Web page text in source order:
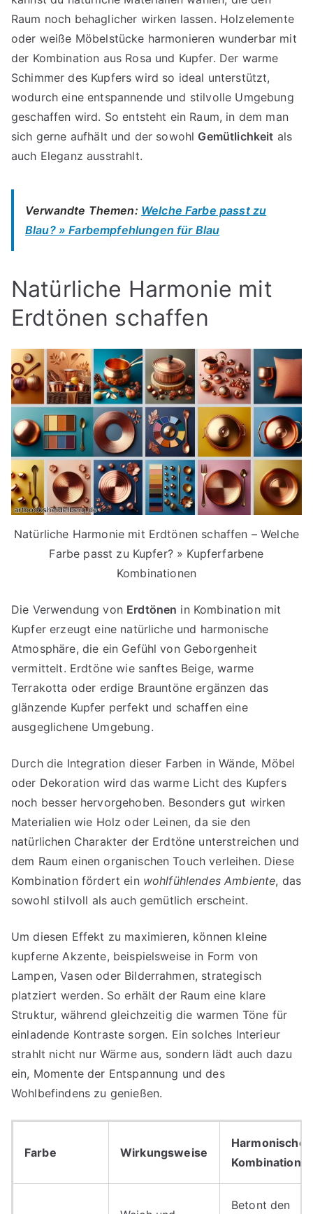
Raum noch behaglicher wirken lassen. Holzelemente
oder weiße Möbelstücke harmonieren wunderbar mit
der Kombination aus Rosa und Kupfer. Der warme
Schimmer des Kupfers wird so ideal unterstützt,
wodurch eine entspannende und stilvolle Umgebung
geschaffen wird. So entsteht ein Raum, in dem man
sich gerne aufhält und der sowohl Gemütlichkeit als
auch Eleganz ausstrahlt.
Verwandte Themen: Welche Farbe passt zu
Blau? » Farbempfehlungen für Blau
Natürliche Harmonie mit
Erdtönen schaffen
Natürliche Harmonie mit Erdtönen schaffen – Welche
Farbe passt zu Kupfer? » Kupferfarbene
Kombinationen
Die Verwendung von Erdtönen in Kombination mit
Kupfer erzeugt eine natürliche und harmonische
Atmosphäre, die ein Gefühl von Geborgenheit
vermittelt. Erdtöne wie sanftes Beige, warme
Terrakotta oder erdige Brauntöne ergänzen das
glänzende Kupfer perfekt und schaffen eine
ausgeglichene Umgebung.
Durch die Integration dieser Farben in Wände, Möbel
oder Dekoration wird das warme Licht des Kupfers
noch besser hervorgehoben. Besonders gut wirken
Materialien wie Holz oder Leinen, da sie den
natürlichen Charakter der Erdtöne unterstreichen und
dem Raum einen organischen Touch verleihen. Diese
Kombination fördert ein wohlfühlendes Ambiente, das
sowohl stilvoll als auch gemütlich erscheint.
Um diesen Effekt zu maximieren, können kleine
kupferne Akzente, beispielsweise in Form von
Lampen, Vasen oder Bilderrahmen, strategisch
platziert werden. So erhält der Raum eine klare
Struktur, während gleichzeitig die warmen Töne für
einladende Kontraste sorgen. Ein solches Interieur
strahlt nicht nur Wärme aus, sondern lädt auch dazu
ein, Momente der Entspannung und des
Wohlbefindens zu genießen.
Farbe Wirkungsweise
Harmonische
Betont den